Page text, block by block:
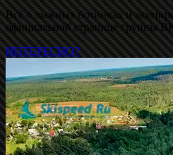
Всё о лыжных ботинках и
официальной странице группы
ИНТЕРЕСНО?